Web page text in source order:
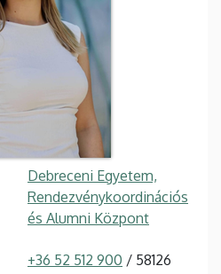
Debreceni Egyetem,
Rendezvénykoordinációs
és Alumni Központ
+36 52 512 900 / 58126